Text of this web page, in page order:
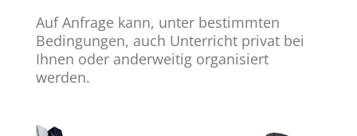
Auf Anfrage kann, unter bestimmten
Bedingungen, auch Unterricht privat bei
Ihnen oder anderweitig organisiert
werden.